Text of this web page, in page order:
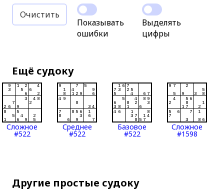
Очистить
Показывать
ошибки
Выделять
цифры
Ещё судоку
Сложное
#522
Среднее
#522
Базовое
#522
Сложное
#1598
Другие простые судоку